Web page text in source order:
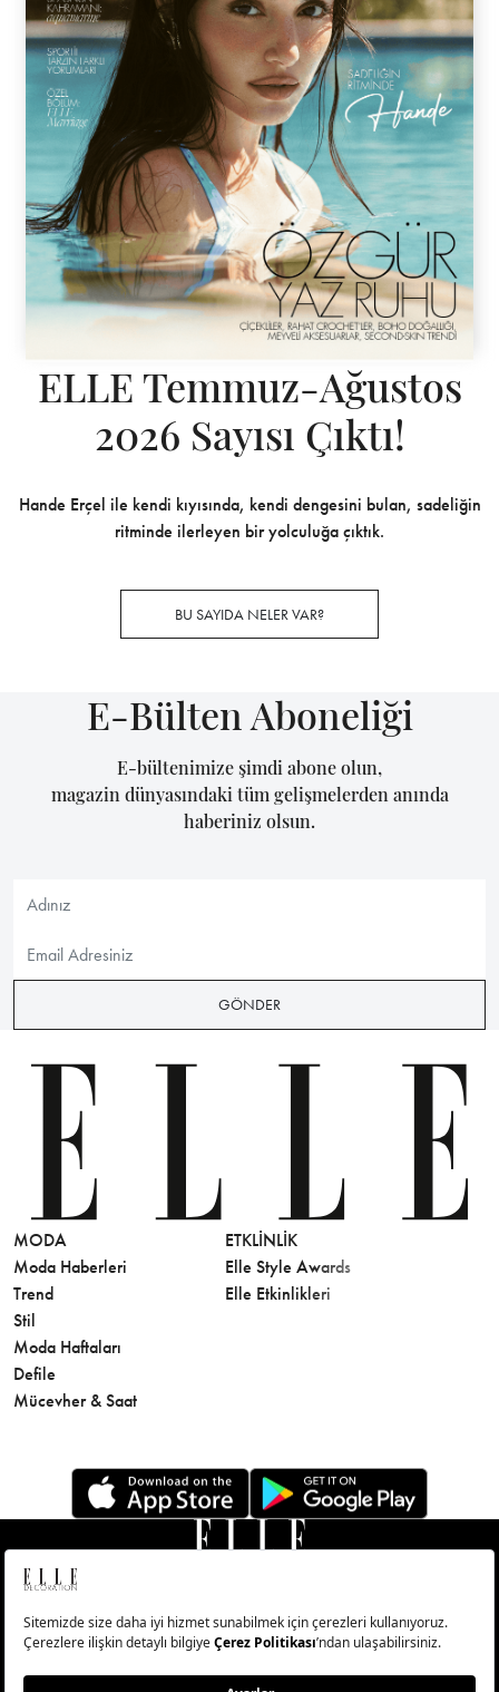
ELLE Temmuz-Ağustos
2026 Sayısı Çıktı!
Hande Erçel ile kendi kıyısında, kendi dengesini bulan, sadeliğin
ritminde ilerleyen bir yolculuğa çıktık.
BU SAYIDA NELER VAR?
E-Bülten Aboneliği
E-bültenimize şimdi abone olun,
magazin dünyasındaki tüm gelişmelerden anında
haberiniz olsun.
GÖNDER
MODA
Moda Haberleri
Trend
Stil
Moda Haftaları
Defile
Mücevher & Saat
ETKLINLIK
Elle Style Awards
Elle Etkinlikleri
© Big Medya Teknoloji A.Ş. Altunizade Mahallesi Kuşbakışı